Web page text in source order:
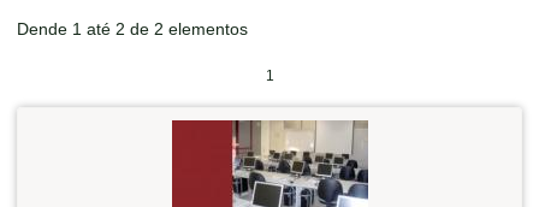
Dende 1 até 2 de 2 elementos
1